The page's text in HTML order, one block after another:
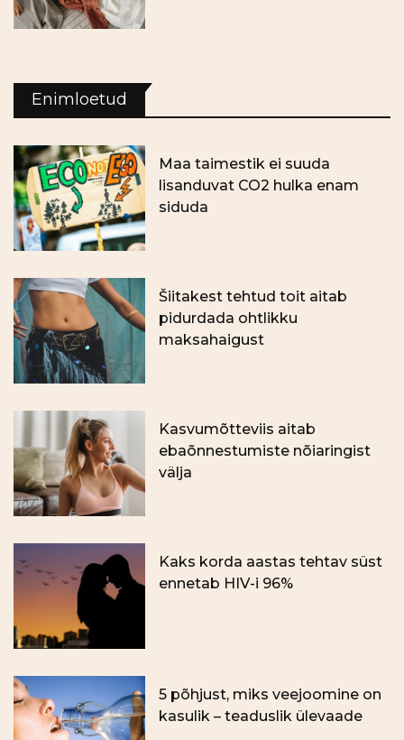
Enimloetud
Maa taimestik ei suuda
lisanduvat CO2 hulka enam
siduda
Šiitakest tehtud toit aitab
pidurdada ohtlikku
maksahaigust
Kasvumõtteviis aitab
ebaõnnestumiste nõiaringist
välja
Kaks korda aastas tehtav süst
ennetab HIV-i 96%
5 põhjust, miks veejoomine on
kasulik – teaduslik ülevaade